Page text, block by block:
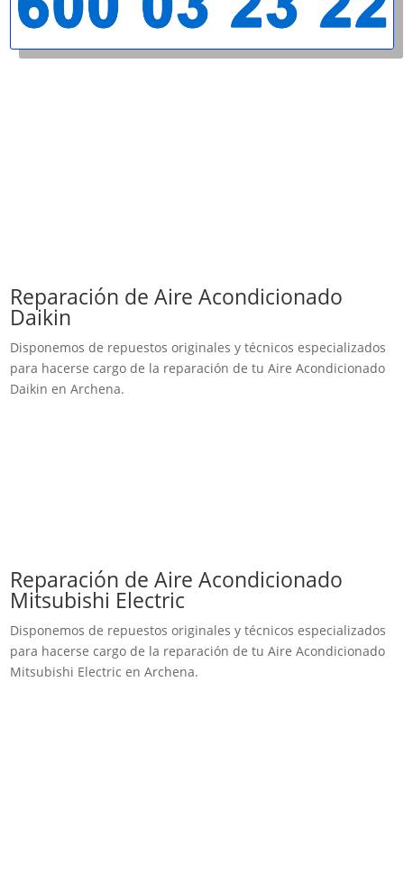
Reparación de Aire Acondicionado
Daikin
Disponemos de repuestos originales y técnicos especializados
para hacerse cargo de la reparación de tu Aire Acondicionado
Daikin en Archena.
Reparación de Aire Acondicionado
Mitsubishi Electric
Disponemos de repuestos originales y técnicos especializados
para hacerse cargo de la reparación de tu Aire Acondicionado
Mitsubishi Electric en Archena.